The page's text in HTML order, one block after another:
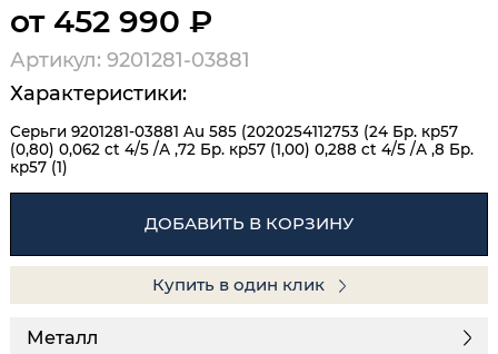
от 452 990 ₽
Артикул: 9201281-03881
Характеристики:
Серьги 9201281-03881 Au 585 (2020254112753 (24 Бр. кр57
(0,80) 0,062 ct 4/5 /А ,72 Бр. кр57 (1,00) 0,288 ct 4/5 /А ,8 Бр.
кр57 (1)
ДОБАВИТЬ В КОРЗИНУ
Купить в один клик
Металл